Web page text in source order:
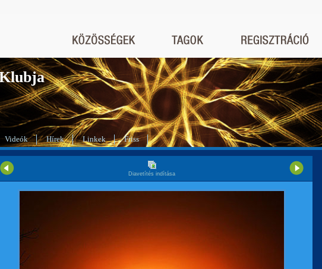
Videók Hírek Linkek Friss
Diavetítés indítása